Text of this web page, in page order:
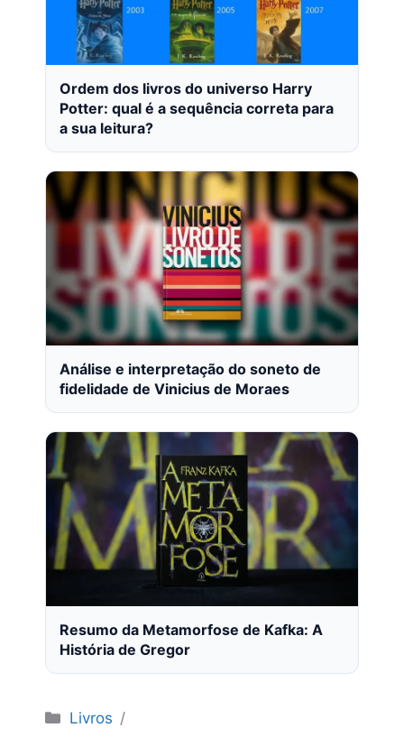
Ordem dos livros do universo Harry
Potter: qual é a sequência correta para
a sua leitura?
Análise e interpretação do soneto de
fidelidade de Vinicius de Moraes
Resumo da Metamorfose de Kafka: A
História de Gregor
Categorias
Livros